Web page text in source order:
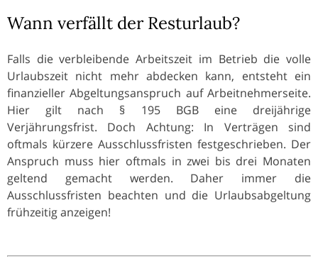
Wann verfällt der Resturlaub?
Falls die verbleibende Arbeitszeit im Betrieb die volle
Urlaubszeit nicht mehr abdecken kann, entsteht ein
finanzieller Abgeltungsanspruch auf Arbeitnehmerseite.
Hier gilt nach § 195 BGB eine dreijährige
Verjährungsfrist. Doch Achtung: In Verträgen sind
oftmals kürzere Ausschlussfristen festgeschrieben. Der
Anspruch muss hier oftmals in zwei bis drei Monaten
geltend gemacht werden. Daher immer die
Ausschlussfristen beachten und die Urlaubsabgeltung
frühzeitig anzeigen!